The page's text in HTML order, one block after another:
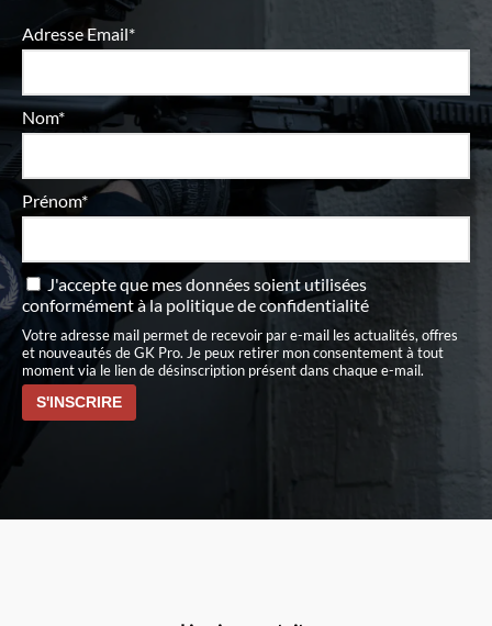
Adresse Email*
Nom*
Prénom*
J'accepte que mes données soient utilisées
conformément àla politique de confidentialité
Votre adresse mail permet de recevoir par e-mail les actualités, offres
et nouveautés de GK Pro. Je peux retirer mon consentement à tout
moment via le lien de désinscription présent dans chaque e-mail.